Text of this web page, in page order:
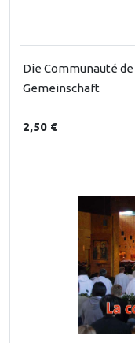
Die Communauté
Gemeinschaft
2,50 €